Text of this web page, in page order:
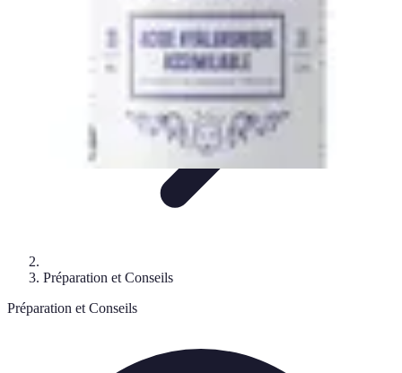
Préparation et Conseils
Préparation et Conseils